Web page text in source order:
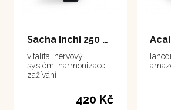
Sacha Inchi 250 ml
vitalita, nervový
systém, harmonizace
zažívání
420 Kč